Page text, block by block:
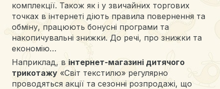
комплекції. Також як і у звичайних торгових
точках в інтернеті діють правила повернення та
обміну, працюють бонусні програми та
накопичувальні знижки. До речі, про знижки та
економію…
Наприклад, в інтернет-магазині дитячого
трикотажу «Світ текстилю» регулярно
проводяться акції та сезонні розпродажі, що